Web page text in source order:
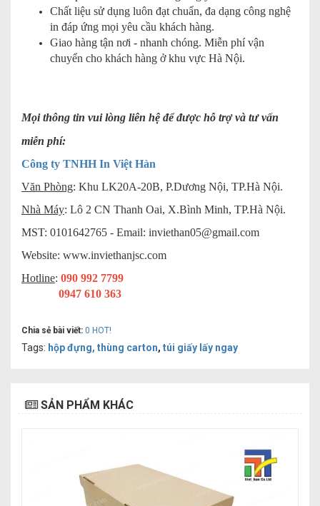
Chất liệu sử dụng luôn đạt chuẩn, đa dạng công nghệ
in đáp ứng mọi yêu cầu khách hàng.
Giao hàng tận nơi - nhanh chóng. Miễn phí vận
chuyển cho khách hàng ở khu vực Hà Nội.
Mọi thông tin vui lòng liên hệ để được hỗ trợ và tư vấn
miễn phí:
Công ty TNHH In Việt Hàn
Văn Phòng: Khu LK20A-20B, P.Dương Nội, TP.Hà Nội.
Nhà Máy: Lô 2 CN Thanh Oai, X.Bình Minh, TP.Hà Nội.
MST: 0101642765 - Email: inviethan05@gmail.com
Website: www.inviethanjsc.com
Hotline: 090 992 7799
0947 610 363
Chia sẻ bài viết: 0 HOT!
Tags: hộp đựng, thùng carton, túi giấy lấy ngay
SẢN PHẨM KHÁC